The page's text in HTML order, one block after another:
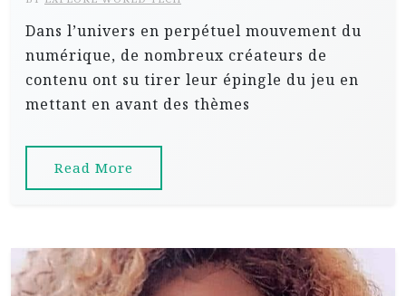
Dans l’univers en perpétuel mouvement du
numérique, de nombreux créateurs de
contenu ont su tirer leur épingle du jeu en
mettant en avant des thèmes
Read More